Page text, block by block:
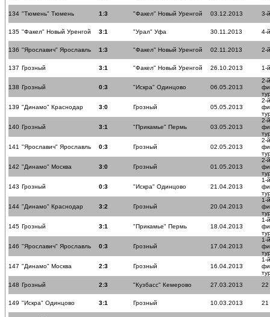
134 "Тюмень" Тюмень 1:3 "Факел" Новый Уренгой 03.12.2013 3-
135 "Факел" Новый Уренгой 3:1 "Урал" Уфа 30.11.2013 4-
136 "Ярославич" Ярославль 1:3 "Факел" Новый Уренгой 02.11.2013 2-
137 Грозный 3:1 "Факел" Новый Уренгой 26.10.2013 1-
138 Грозный 0:3 "Искра" Одинцово 06.05.2013
2-й
139 "Динамо" Краснодар 3:0 Грозный 05.05.2013
2-й
140 Грозный 3:1 "Прикамье" Пермь 03.05.2013
2-й
141 "Ярославич" Ярославль 0:3 Грозный 02.05.2013
2-й
142 "Динамо" Москва 3:0 Грозный 01.05.2013
2-й
143 Грозный 0:3 "Искра" Одинцово 21.04.2013
1-й
144 "Динамо" Краснодар 3:2 Грозный 20.04.2013
1-й
145 Грозный 3:1 "Прикамье" Пермь 18.04.2013
1-й
146 "Ярославич" Ярославль 0:3 Грозный 17.04.2013
1-й
147 "Динамо" Москва 2:3 Грозный 16.04.2013
1-й
148 Грозный 2:3 "Кузбасс" Кемерово 27.03.2013 22
149 "Искра" Одинцово 3:1 Грозный 10.03.2013 21